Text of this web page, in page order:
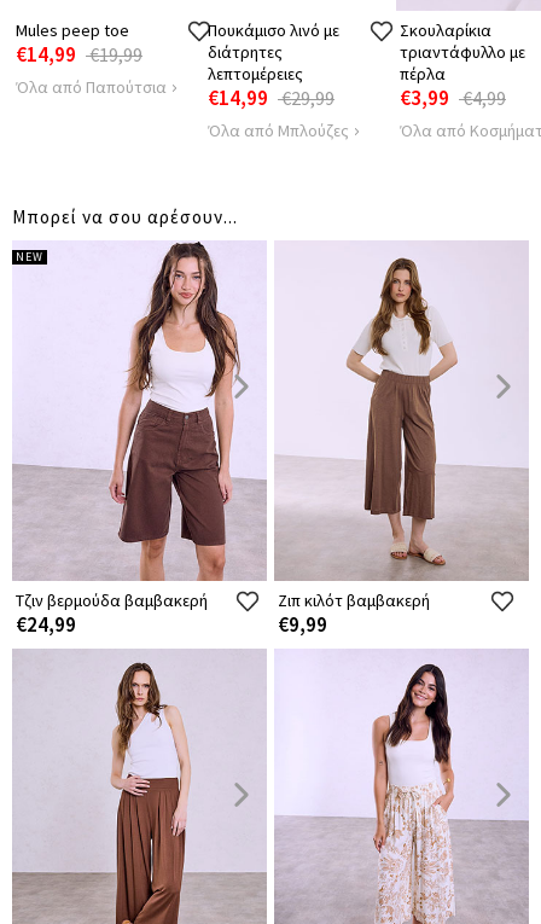
Mules peep toe
€14,99 €19,99
Όλα από Παπούτσια
Πουκάμισο λινό με
διάτρητες
λεπτομέρειες
€14,99 €29,99
Όλα από Μπλούζες
Σκουλαρίκια
τριαντάφυλλο με
πέρλα
€3,99 €4,99
Όλα από
Μπορεί να σου αρέσουν...
NEW
Τζιν βερμούδα βαμβακερή
€24,99
Ζιπ κιλότ βαμβακερή
€9,99